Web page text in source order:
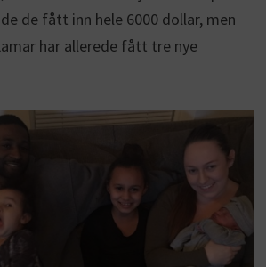
de fått inn hele 6000 dollar, men
har allerede fått tre nye